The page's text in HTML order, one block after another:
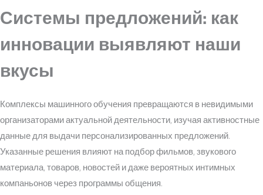
Системы предложений: как
инновации выявляют наши
вкусы
Комплексы машинного обучения превращаются в невидимыми
организаторами актуальной деятельности, изучая активностные
данные для выдачи персонализированных предложений.
Указанные решения влияют на подбор фильмов, звукового
материала, товаров, новостей и даже вероятных интимных
компаньонов через программы общения.